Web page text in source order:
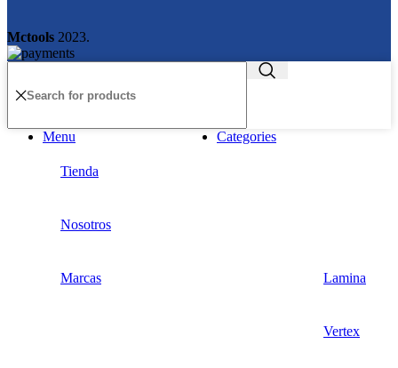
Mctools 2023.
Menu Categories
Tienda
Nosotros
Marcas Lamina
Vertex